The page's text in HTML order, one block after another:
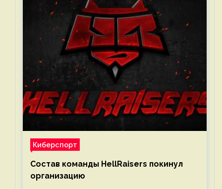
Киберспорт
Состав команды HellRaisers покинул
организацию